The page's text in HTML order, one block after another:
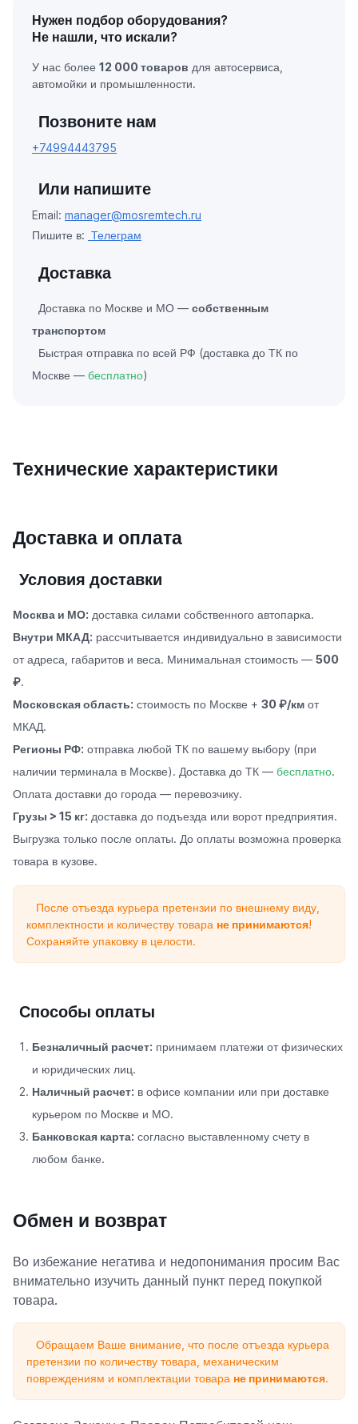
Нужен подбор оборудования?
Не нашли, что искали?
У нас более 12 000 товаров для автосервиса,
автомойки и промышленности.
Позвоните нам
+74994443795
Или напишите
Email: manager@mosremtech.ru
Пишите в: Телеграм
Доставка
Доставка по Москве и МО — собственным
транспортом
Быстрая отправка по всей РФ (доставка до ТК по
Москве — бесплатно)
Технические характеристики
Доставка и оплата
Условия доставки
Москва и МО: доставка силами собственного автопарка.
Внутри МКАД: рассчитывается индивидуально в зависимости
от адреса, габаритов и веса. Минимальная стоимость — 500
₽.
Московская область: стоимость по Москве + 30 ₽/км от
МКАД.
Регионы РФ: отправка любой ТК по вашему выбору (при
наличии терминала в Москве). Доставка до ТК — бесплатно.
Оплата доставки до города — перевозчику.
Грузы > 15 кг: доставка до подъезда или ворот предприятия.
Выгрузка только после оплаты. До оплаты возможна проверка
товара в кузове.
После отъезда курьера претензии по внешнему виду,
комплектности и количеству товара не принимаются!
Сохраняйте упаковку в целости.
Способы оплаты
Безналичный расчет: принимаем платежи от физических
и юридических лиц.
Наличный расчет: в офисе компании или при доставке
курьером по Москве и МО.
Банковская карта: согласно выставленному счету в
любом банке.
Обмен и возврат
Во избежание негатива и недопонимания просим Вас
внимательно изучить данный пункт перед покупкой
товара.
Обращаем Ваше внимание, что после отъезда курьера
претензии по количеству товара, механическим
повреждениям и комплектации товара не принимаются.